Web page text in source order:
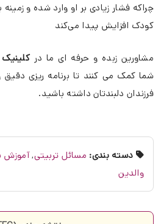
چراکه فشار زیادی بر او وارد شده و
کودک افزایش پیدا می‌کند
مشاورین زبده و حرفه ای ما در
شما کمک می کنند تا برنامه ریزی دقیق
فرزندان دلبندتان داشته باشید.
دسته بندی: مسائل تربیتی,آموزش
والدین